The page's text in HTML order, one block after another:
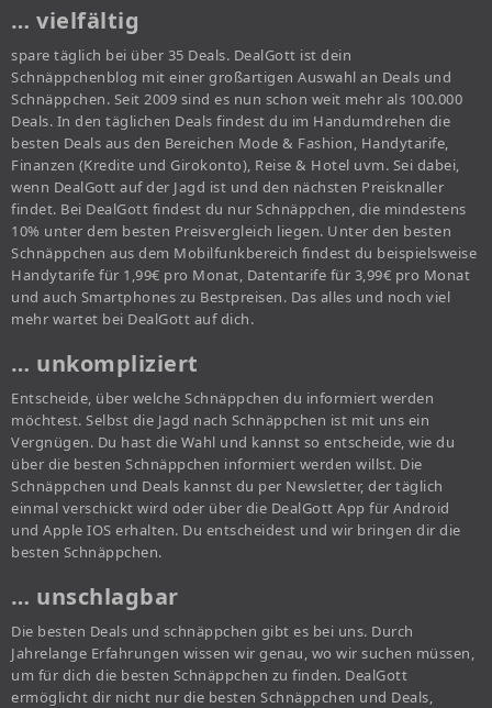
… vielfältig
spare täglich bei über 35 Deals. DealGott ist dein
Schnäppchenblog mit einer großartigen Auswahl an Deals und
Schnäppchen. Seit 2009 sind es nun schon weit mehr als 100.000
Deals. In den täglichen Deals findest du im Handumdrehen die
besten Deals aus den Bereichen Mode & Fashion, Handytarife,
Finanzen (Kredite und Girokonto), Reise & Hotel uvm. Sei dabei,
wenn DealGott auf der Jagd ist und den nächsten Preisknaller
findet. Bei DealGott findest du nur Schnäppchen, die mindestens
10% unter dem besten Preisvergleich liegen. Unter den besten
Schnäppchen aus dem Mobilfunkbereich findest du beispielsweise
Handytarife für 1,99€ pro Monat, Datentarife für 3,99€ pro Monat
und auch Smartphones zu Bestpreisen. Das alles und noch viel
mehr wartet bei DealGott auf dich.
… unkompliziert
Entscheide, über welche Schnäppchen du informiert werden
möchtest. Selbst die Jagd nach Schnäppchen ist mit uns ein
Vergnügen. Du hast die Wahl und kannst so entscheide, wie du
über die besten Schnäppchen informiert werden willst. Die
Schnäppchen und Deals kannst du per Newsletter, der täglich
einmal verschickt wird oder über die DealGott App für Android
und Apple IOS erhalten. Du entscheidest und wir bringen dir die
besten Schnäppchen.
… unschlagbar
Die besten Deals und schnäppchen gibt es bei uns. Durch
Jahrelange Erfahrungen wissen wir genau, wo wir suchen müssen,
um für dich die besten Schnäppchen zu finden. DealGott
ermöglicht dir nicht nur die besten Schnäppchen und Deals,